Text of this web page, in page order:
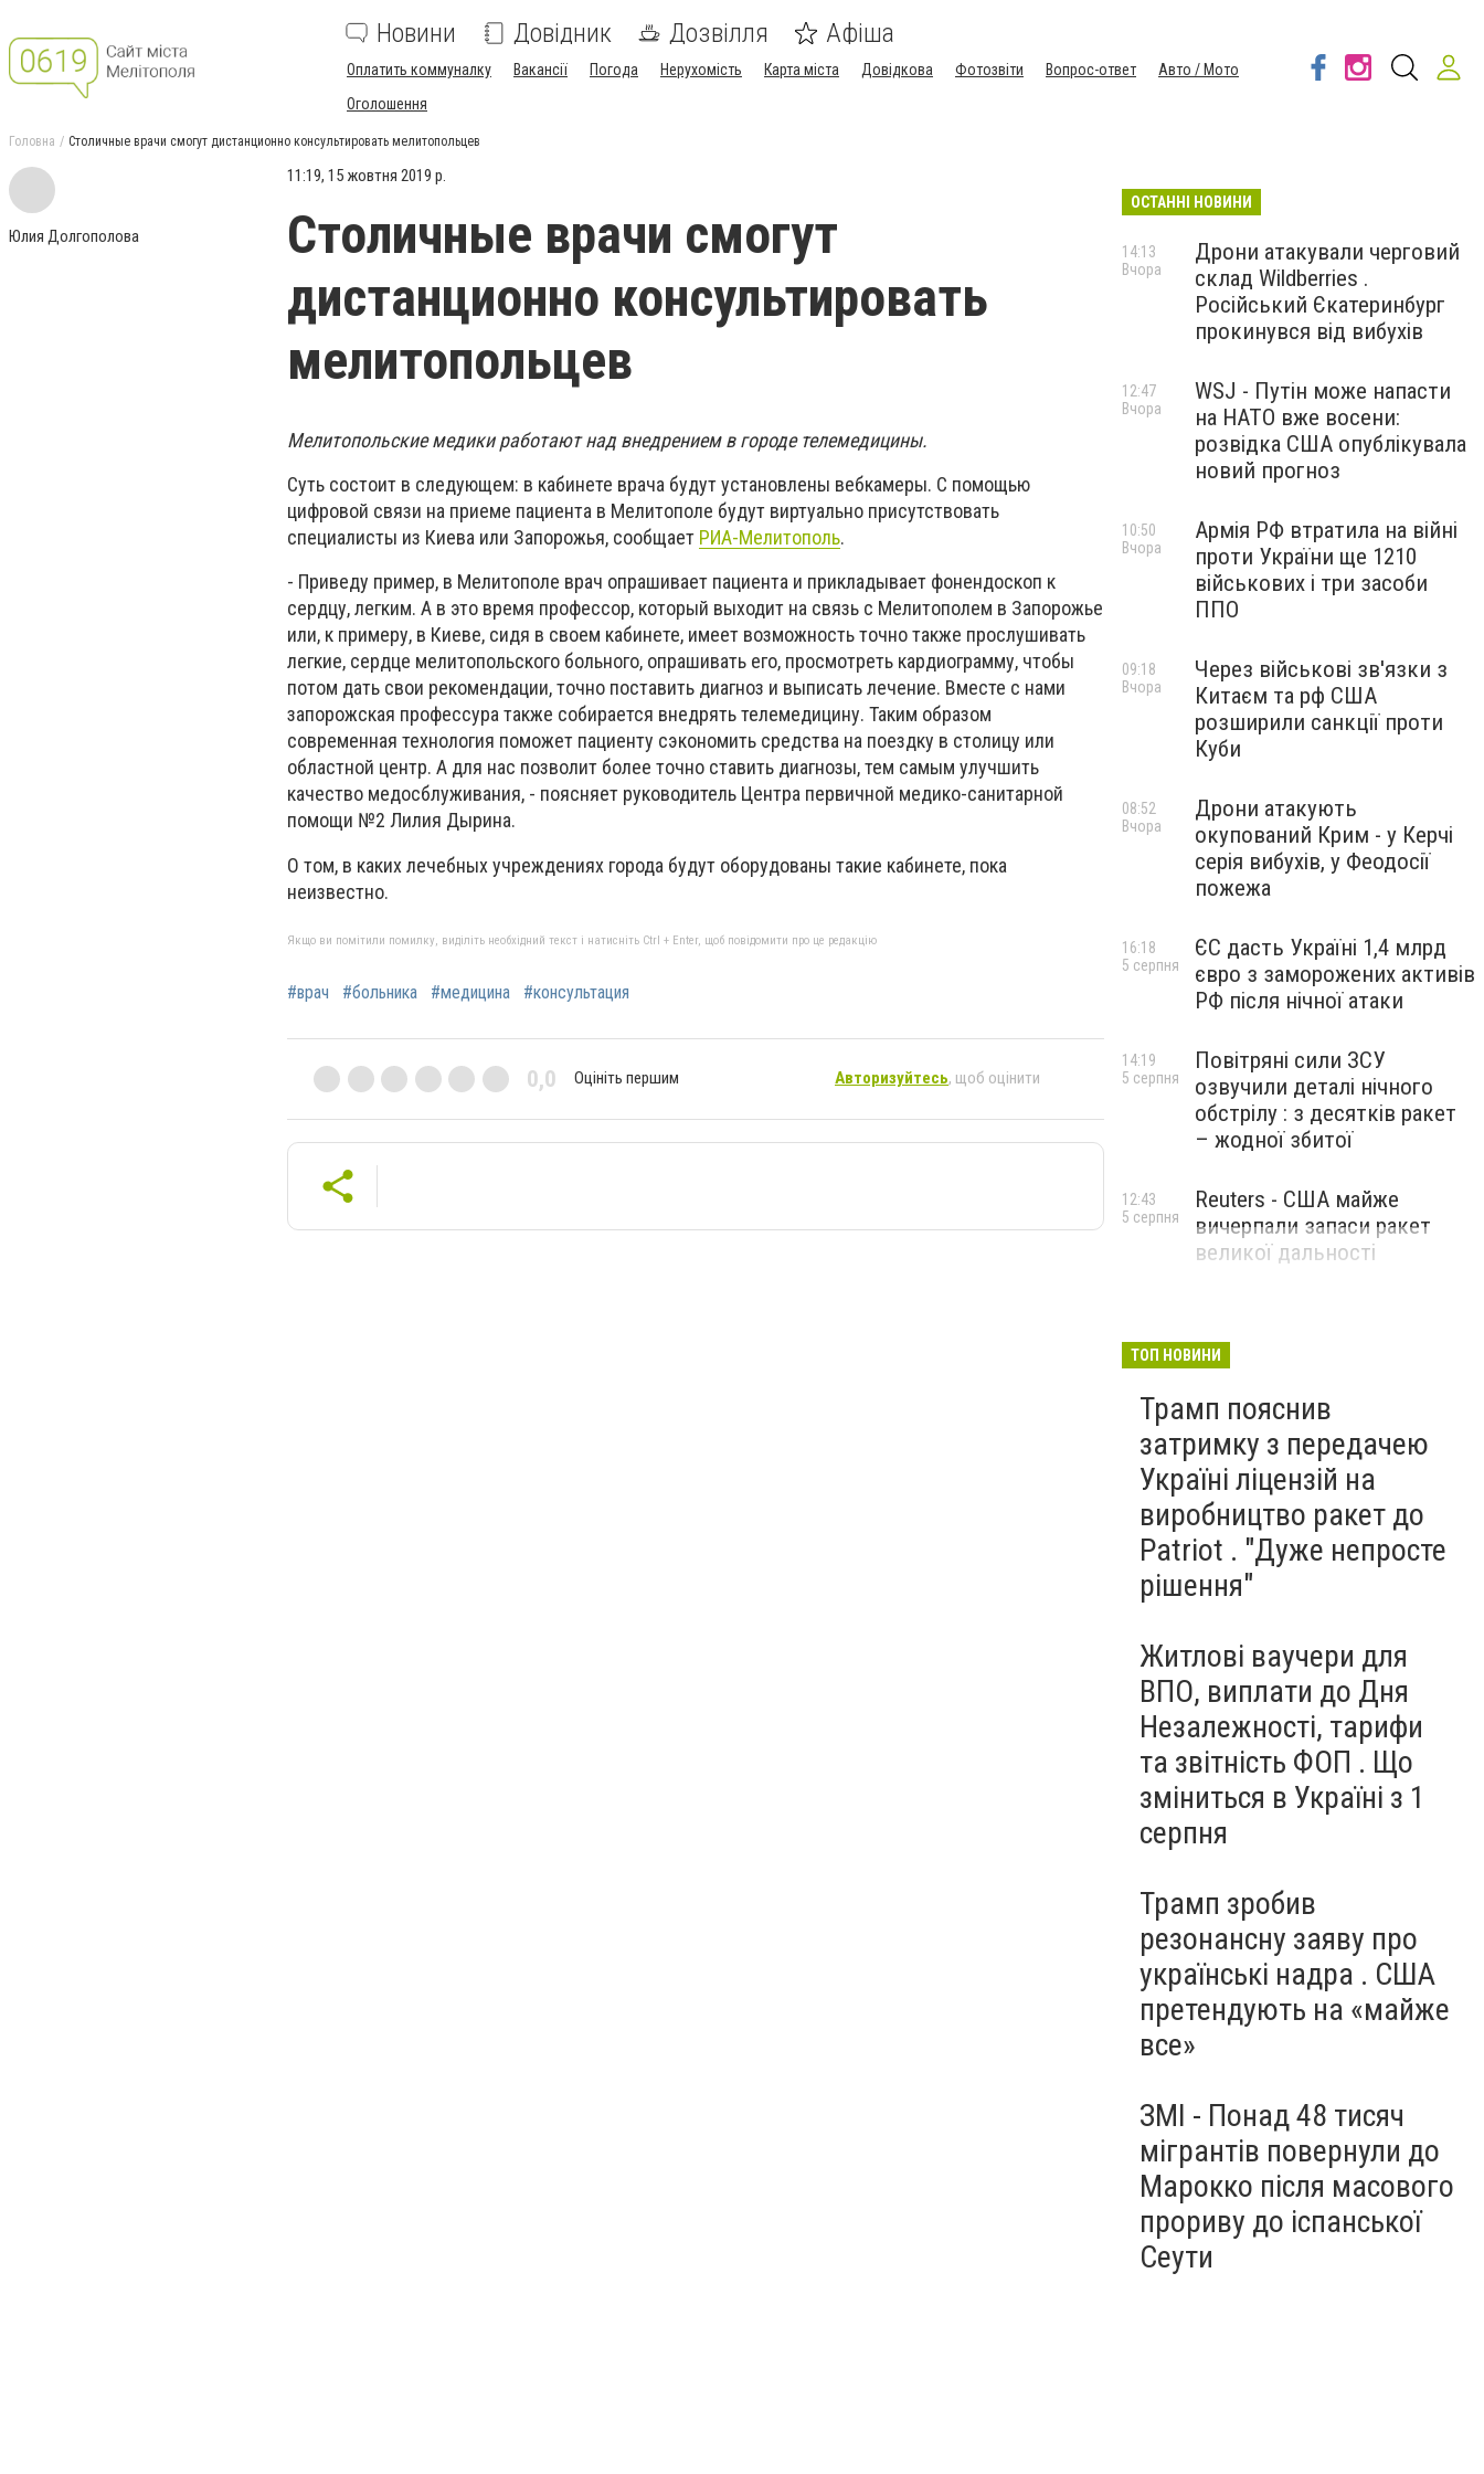
Новини Довідник Дозвілля Афіша
Оплатить коммуналку Вакансії Погода Нерухомість Карта міста Довідкова Фотозвіти Вопрос-ответ
Авто / Мото
Оголошення
Головна Столичные врачи смогут дистанционно консультировать мелитопольцев
Юлия Долгополова
11:19, 15 жовтня 2019 р.
Столичные врачи смогут
дистанционно консультировать
мелитопольцев
Мелитопольские медики работают над внедрением в городе телемедицины.
Суть состоит в следующем: в кабинете врача будут установлены вебкамеры. С помощью
цифровой связи на приеме пациента в Мелитополе будут виртуально присутствовать
специалисты из Киева или Запорожья, сообщает РИА-Мелитополь.
- Приведу пример, в Мелитополе врач опрашивает пациента и прикладывает фонендоскоп к
сердцу, легким. А в это время профессор, который выходит на связь с Мелитополем в Запорожье
или, к примеру, в Киеве, сидя в своем кабинете, имеет возможность точно также прослушивать
легкие, сердце мелитопольского больного, опрашивать его, просмотреть кардиограмму, чтобы
потом дать свои рекомендации, точно поставить диагноз и выписать лечение. Вместе с нами
запорожская профессура также собирается внедрять телемедицину. Таким образом
современная технология поможет пациенту сэкономить средства на поездку в столицу или
областной центр. А для нас позволит более точно ставить диагнозы, тем самым улучшить
качество медосблуживания, - поясняет руководитель Центра первичной медико-санитарной
помощи №2 Лилия Дырина.
О том, в каких лечебных учреждениях города будут оборудованы такие кабинете, пока
неизвестно.
Якщо ви помітили помилку, виділіть необхідний текст і натисніть Ctrl + Enter, щоб повідомити про це редакцію
#врач #больника #медицина #консультация
0,0 Оцініть першим Авторизуйтесь, щоб оцінити
ОСТАННІ НОВИНИ
Дрони атакували черговий
склад Wildberries .
Російський Єкатеринбург
прокинувся від вибухів
14:13
Вчора
WSJ - Путін може напасти
на НАТО вже восени:
розвідка США опублікувала
новий прогноз
12:47
Вчора
Армія РФ втратила на війні
проти України ще 1210
військових і три засоби
ППО
10:50
Вчора
Через військові зв'язки з
Китаєм та рф США
розширили санкції проти
Куби
09:18
Вчора
Дрони атакують
окупований Крим - у Керчі
серія вибухів, у Феодосії
пожежа
08:52
Вчора
ЄС дасть Україні 1,4 млрд
євро з заморожених активів
РФ після нічної атаки
16:18
5 серпня
Повітряні сили ЗСУ
озвучили деталі нічного
обстрілу : з десятків ракет
– жодної збитої
14:19
5 серпня
Reuters - США майже
вичерпали запаси ракет
великої дальності
12:43
5 серпня
ТОП НОВИНИ
Трамп пояснив
затримку з передачею
Україні ліцензій на
виробництво ракет до
Patriot . "Дуже непросте
рішення"
Житлові ваучери для
ВПО, виплати до Дня
Незалежності, тарифи
та звітність ФОП . Що
зміниться в Україні з 1
серпня
Трамп зробив
резонансну заяву про
українські надра . США
претендують на «майже
все»
ЗМІ - Понад 48 тисяч
мігрантів повернули до
Марокко після масового
прориву до іспанської
Сеути